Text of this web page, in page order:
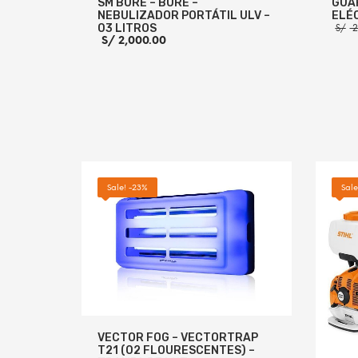
SM BURE – BURE –
NEBULIZADOR PORTÁTIL ULV –
03 LITROS
S/ 2,000.00
S/
Sale! -23%
VECTOR FOG – VECTORTRAP
T21 (02 FLOURESCENTES) –